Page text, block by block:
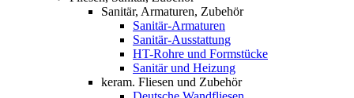
Sanitär, Armaturen, Zubehör
Sanitär-Armaturen
Sanitär-Ausstattung
HT-Rohre und Formstücke
Sanitär und Heizung
keram. Fliesen und Zubehör